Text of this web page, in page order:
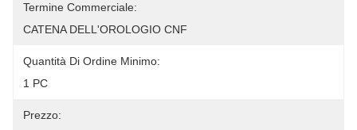
Termine Commerciale:
CATENA DELL'OROLOGIO CNF
Quantità Di Ordine Minimo:
1 PC
Prezzo: